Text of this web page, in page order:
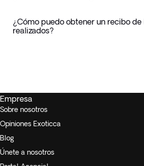
¿Cómo puedo obtener un recibo de
realizados?